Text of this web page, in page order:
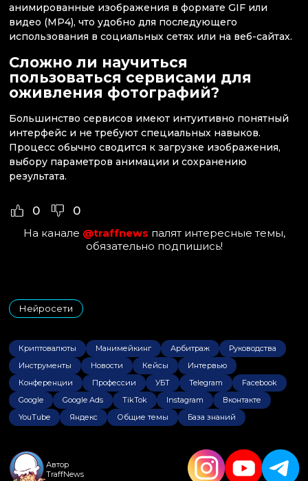
анимированные изображения в формате GIF или
видео (MP4), что удобно для последующего
использования в социальных сетях или на веб-сайтах.
Сложно ли научиться
пользоваться сервисами для
оживления фотографий?
Большинство сервисов имеют интуитивно понятный
интерфейс и не требуют специальных навыков.
Процесс обычно сводится к загрузке изображения,
выбору параметров анимации и сохранению
результата.
0 0
На канале @traffnews палят интересные темы,
обязательно подпишись!
Нейросети
Криптовалюты Манимейкинг Арбитраж
Руководства
Инструменты
Новости Кейсы
Интервью
Конференции
Профессии УБТ Telegram
Facebook
Google
Google Ads TikTok Instagram
Вконтакте
YouTube
Яндекс Общие темы База знаний
Автор
TraffNews